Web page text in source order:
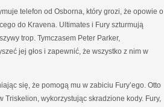
telefon od Osborna, który grozi, że opowie o
do Kravena. Ultimates i Fury szturmują
trop. Tymczasem Peter Parker,
jej głos i zapewnić, że wszystko z nim w
się, że pomogą mu w zabiciu Fury’ego. Otto
Triskelion, wykorzystując skradzione kody. Fury,